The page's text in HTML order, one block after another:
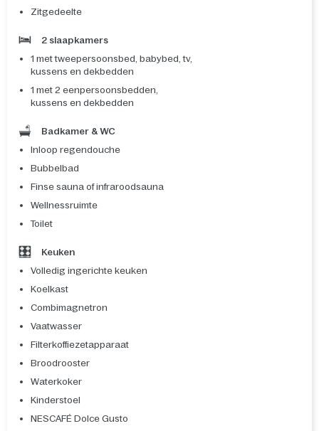
Zitgedeelte
2 slaapkamers
1 met tweepersoonsbed, babybed, tv,
kussens en dekbedden
1 met 2 eenpersoonsbedden,
kussens en dekbedden
Badkamer & WC
Inloop regendouche
Bubbelbad
Finse sauna of infraroodsauna
Wellnessruimte
Toilet
Keuken
Volledig ingerichte keuken
Koelkast
Combimagnetron
Vaatwasser
Filterkoffiezetapparaat
Broodrooster
Waterkoker
Kinderstoel
NESCAFÉ Dolce Gusto